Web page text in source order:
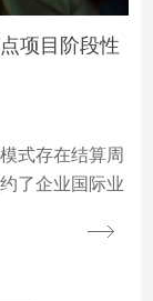
项目阶段性
式存在结算周
了企业国际业
境支付方式，
景与比特币结